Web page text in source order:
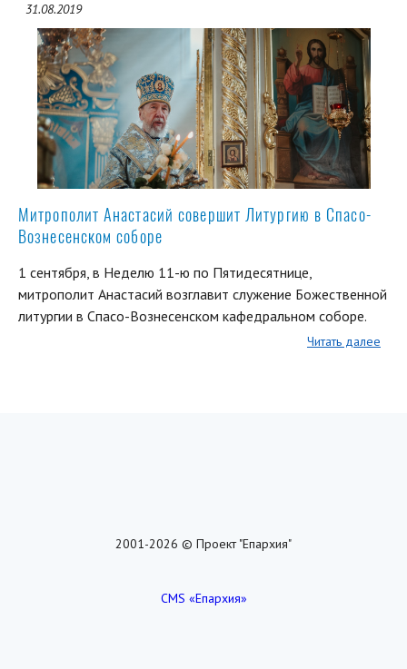
31.08.2019
Митрополит Анастасий совершит Литургию в Спасо-
Вознесенском соборе
1 сентября, в Неделю 11-ю по Пятидесятнице,
митрополит Анастасий возглавит служение Божественной
литургии в Спасо-Вознесенском кафедральном соборе.
Читать далее
2001-2026 © Проект "Епархия"
CMS «Епархия»